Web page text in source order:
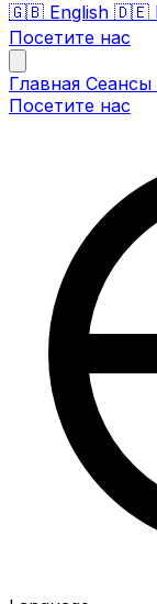
🇬🇧 English 🇩🇪
Посетите нас
Главная Сеансы
Посетите нас